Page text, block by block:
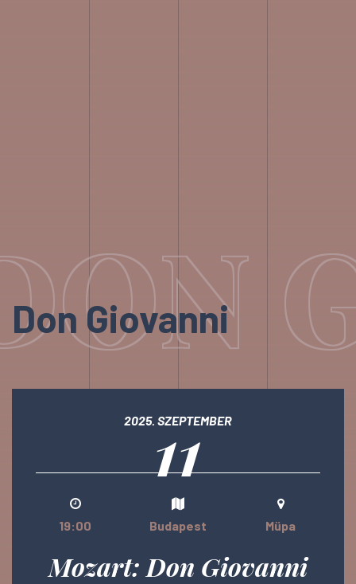
Don Giovanni
2025. SZEPTEMBER
11
19:00 Budapest Müpa
Mozart: Don Giovanni